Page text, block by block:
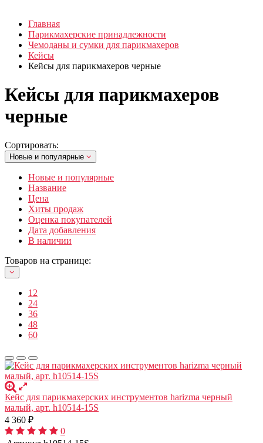
Главная
Парикмахерские принадлежности
Чемоданы и сумки для парикмахеров
Кейсы
Кейсы для парикмахеров черные
Кейсы для парикмахеров
черные
Сортировать:
Новые и популярные
Новые и популярные
Название
Цена
Хиты продаж
Оценка покупателей
Дата добавления
В наличии
Товаров на странице:
12
24
36
48
60
Кейс для парикмахерских инструментов harizma черный
малый, арт. h10514-15S
4 360 ₽
0